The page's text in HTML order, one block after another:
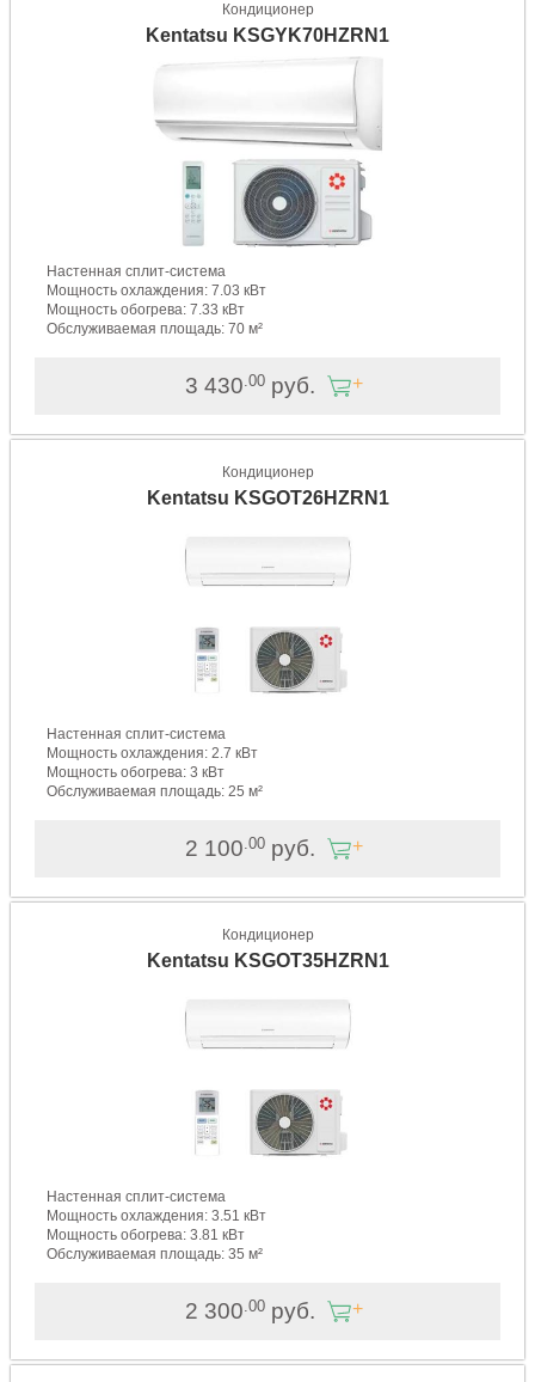
Кондиционер
Kentatsu KSGYK70HZRN1
Настенная сплит-система
Мощность охлаждения: 7.03 кВт
Мощность обогрева: 7.33 кВт
Обслуживаемая площадь: 70 м²
3 430 .00руб.
Кондиционер
Kentatsu KSGOT26HZRN1
Настенная сплит-система
Мощность охлаждения: 2.7 кВт
Мощность обогрева: 3 кВт
Обслуживаемая площадь: 25 м²
2 100 .00руб.
Кондиционер
Kentatsu KSGOT35HZRN1
Настенная сплит-система
Мощность охлаждения: 3.51 кВт
Мощность обогрева: 3.81 кВт
Обслуживаемая площадь: 35 м²
2 300 .00руб.